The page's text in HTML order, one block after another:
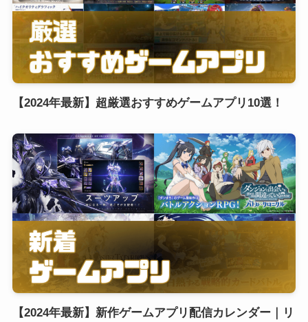
【2024年最新】超厳選おすすめゲームアプリ10選！
【2024年最新】新作ゲームアプリ配信カレンダー｜リ